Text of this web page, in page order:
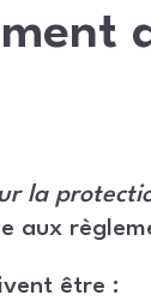
la
aux
être :